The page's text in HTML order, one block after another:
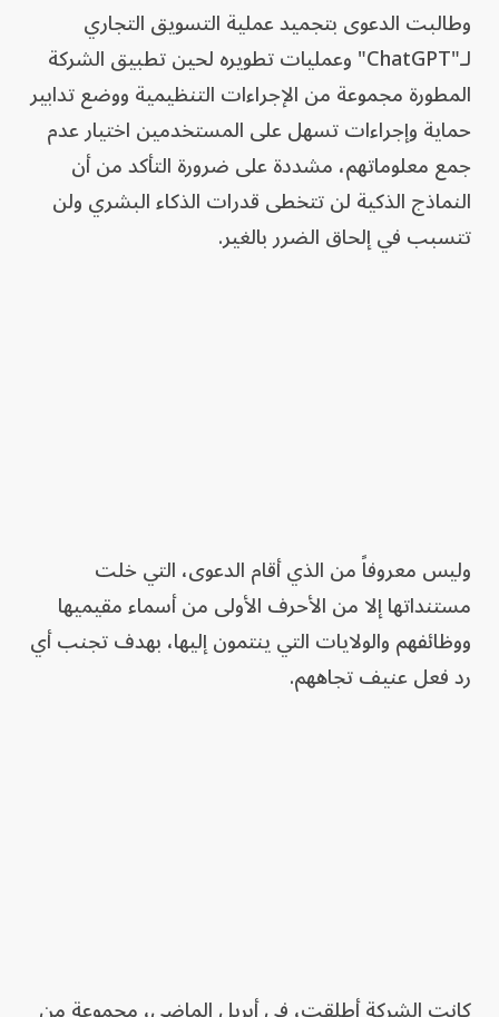
وطالبت الدعوى بتجميد عملية التسويق التجاري
لـ"ChatGPT" وعمليات تطويره لحين تطبيق الشركة
المطورة مجموعة من الإجراءات التنظيمية ووضع تدابير
حماية وإجراءات تسهل على المستخدمين اختيار عدم
جمع معلوماتهم، مشددة على ضرورة التأكد من أن
النماذج الذكية لن تتخطى قدرات الذكاء البشري ولن
تتسبب في إلحاق الضرر بالغير.
وليس معروفاً من الذي أقام الدعوى، التي خلت
مستنداتها إلا من الأحرف الأولى من أسماء مقيميها
ووظائفهم والولايات التي ينتمون إليها، بهدف تجنب أي
رد فعل عنيف تجاههم.